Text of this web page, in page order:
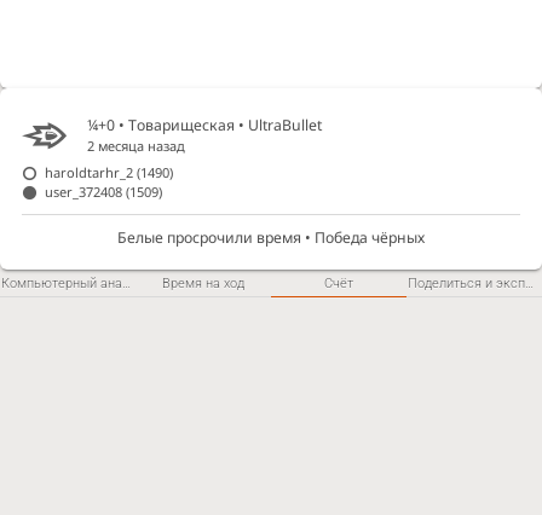
Компьютерный анализ Время на ход Счёт Поделиться и экспортировать
¼+0 • Товарищеская • UltraBullet
2 месяца назад
haroldtarhr_2(1490)
user_372408(1509)
Белые просрочили время • Победа чёрных